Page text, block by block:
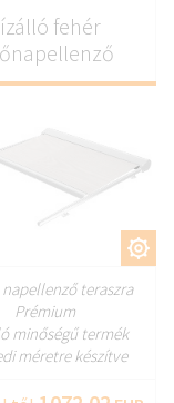
fehér
napellenző teraszra
Prémium
minőségű termék
méretre készítve